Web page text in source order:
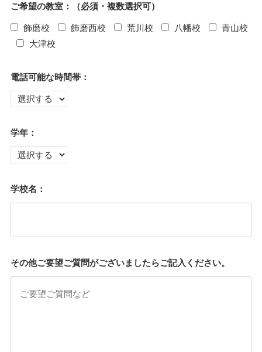
ご希望の教室：（必須・複数選択可）
飾磨校 飾磨西校 荒川校 八幡校
青山校
大津校
電話可能な時間帯：
学年：
学校名：
その他ご要望ご質問がございましたらご記入ください。